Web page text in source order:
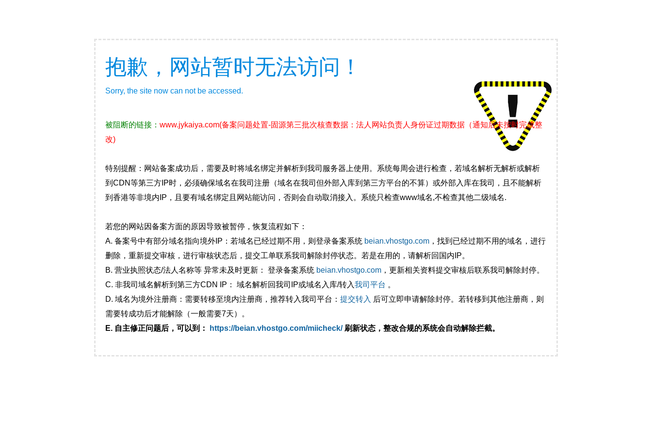
抱歉，网站暂时无法访问！
Sorry, the site now can not be accessed.
被阻断的链接： www.jykaiya.com(备案问题处置-固源第三批次核查数据：法人网站负责人身份证过期数据（通知后未按时完成整
改)
特别提醒：网站备案成功后，需要及时将域名绑定并解析到我司服务器上使用。系统每周会进行检查，若域名解析无解析或解析
到CDN等第三方IP时，必须确保域名在我司注册（域名在我司但外部入库到第三方平台的不算）或外部入库在我司，且不能解析
到香港等非境内IP，且要有域名绑定且网站能访问，否则会自动取消接入。系统只检查www域名,不检查其他二级域名.
若您的网站因备案方面的原因导致被暂停，恢复流程如下：
A. 备案号中有部分域名指向境外IP：若域名已经过期不用，则登录备案系统 beian.vhostgo.com ，找到已经过期不用的域名，进行
删除，重新提交审核，进行审核状态后，提交工单联系我司解除封停状态。若是在用的，请解析回国内IP。
B. 营业执照状态/法人名称等 异常未及时更新： 登录备案系统 beian.vhostgo.com ，更新相关资料提交审核后联系我司解除封停。
C. 非我司域名解析到第三方CDN IP： 域名解析回我司IP或域名入库/转入我司平台 。
D. 域名为境外注册商：需要转移至境内注册商，推荐转入我司平台： 提交转入 后可立即申请解除封停。若转移到其他注册商，则
需要转成功后才能解除（一般需要7天）。
E. 自主修正问题后，可以到：
https://beian.vhostgo.com/miicheck/刷新状态，整改合规的系统会自动解除拦截。